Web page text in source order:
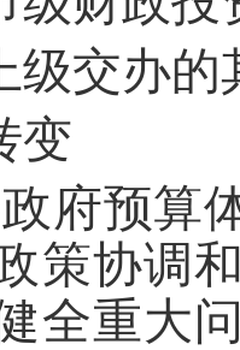
级交办的
变
政府预
策协调
全重大